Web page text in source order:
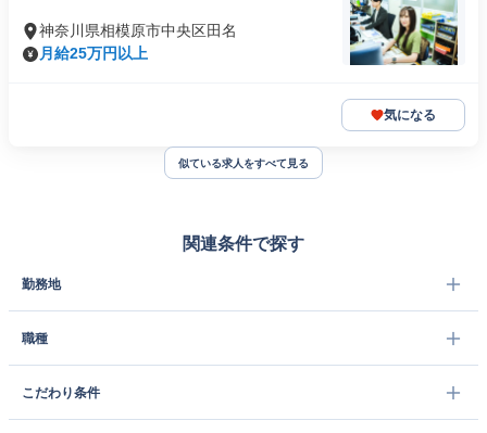
神奈川県相模原市中央区田名
月給25万円以上
気になる
似ている求人をすべて見る
関連条件で探す
勤務地
職種
こだわり条件